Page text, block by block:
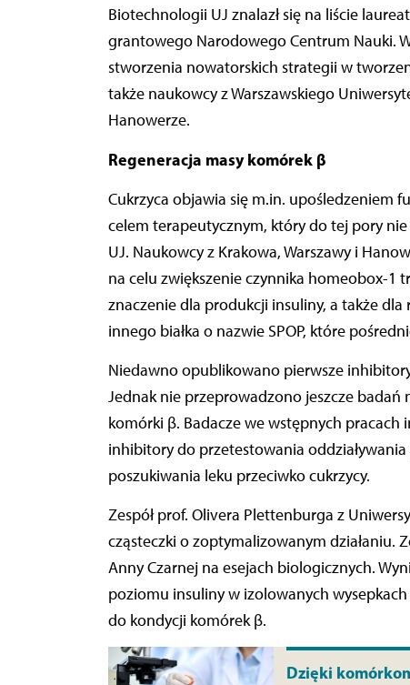
Biotechnologii UJ znalazł się na liście
grantowego Narodowego Centrum Nauki.
stworzenia nowatorskich strategii w
także naukowcy z Warszawskiego
Hanowerze.
Regeneracja masy komórek β
Cukrzyca objawia się m.in. upośledzeniem
celem terapeutycznym, który do tej pory
UJ. Naukowcy z Krakowa, Warszawy i
na celu zwiększenie czynnika homeobox-1
znaczenie dla produkcji insuliny, a także
innego białka o nazwie SPOP, które
Niedawno opublikowano pierwsze
Jednak nie przeprowadzono jeszcze badań
komórki β. Badacze we wstępnych
inhibitory do przetestowania oddziaływania
poszukiwania leku przeciwko cukrzycy.
Zespół prof. Olivera Plettenburga z
cząsteczki o zoptymalizowanym działaniu.
Anny Czarnej na esejach biologicznych.
poziomu insuliny w izolowanych
do kondycji komórek β.
Dzięki